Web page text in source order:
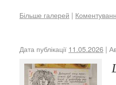
Більше галерей |
Дата публікації 11.05.2026 |